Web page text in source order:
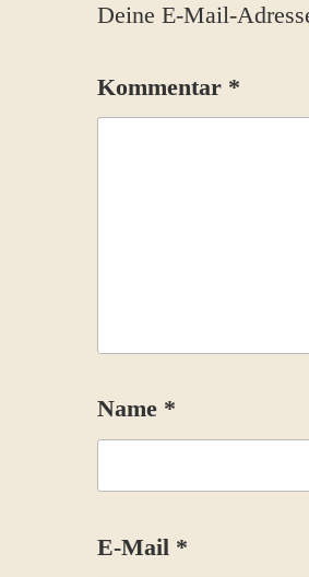
Deine E-Mail-
Kommentar *
Name *
E-Mail *